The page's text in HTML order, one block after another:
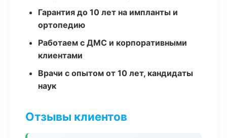
Гарантия до 10 лет на импланты и
ортопедию
Работаем с ДМС и корпоративными
клиентами
Врачи с опытом от 10 лет, кандидаты
наук
Отзывы клиентов